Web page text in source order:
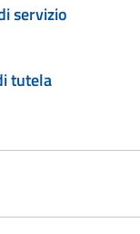
servizio
tutela